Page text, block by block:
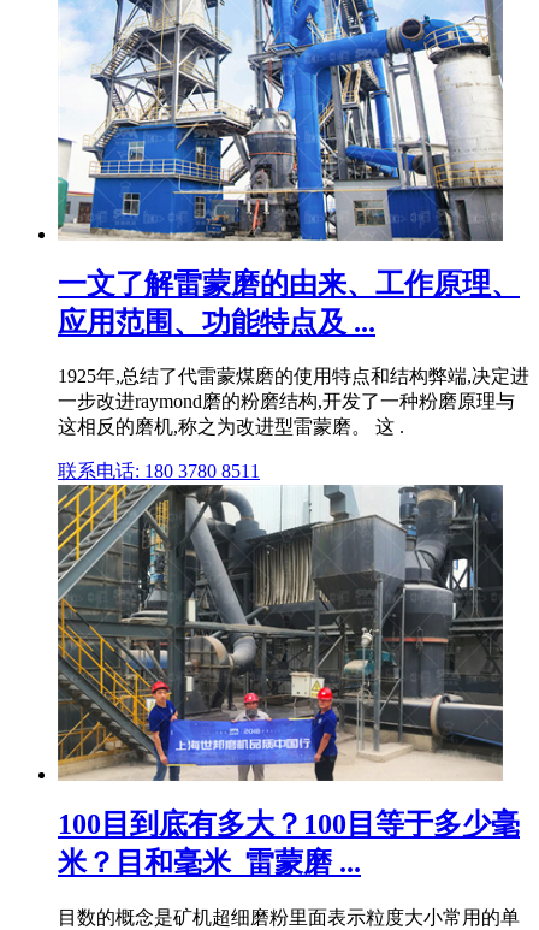
一文了解雷蒙磨的由来、工作原理、
应用范围、功能特点及 ...
1925年,总结了代雷蒙煤磨的使用特点和结构弊端,决定进
一步改进raymond磨的粉磨结构,开发了一种粉磨原理与
这相反的磨机,称之为改进型雷蒙磨。 这 .
联系电话: 180 3780 8511
100目到底有多大？100目等于多少毫
米？目和毫米_雷蒙磨 ...
目数的概念是矿机超细磨粉里面表示粒度大小常用的单